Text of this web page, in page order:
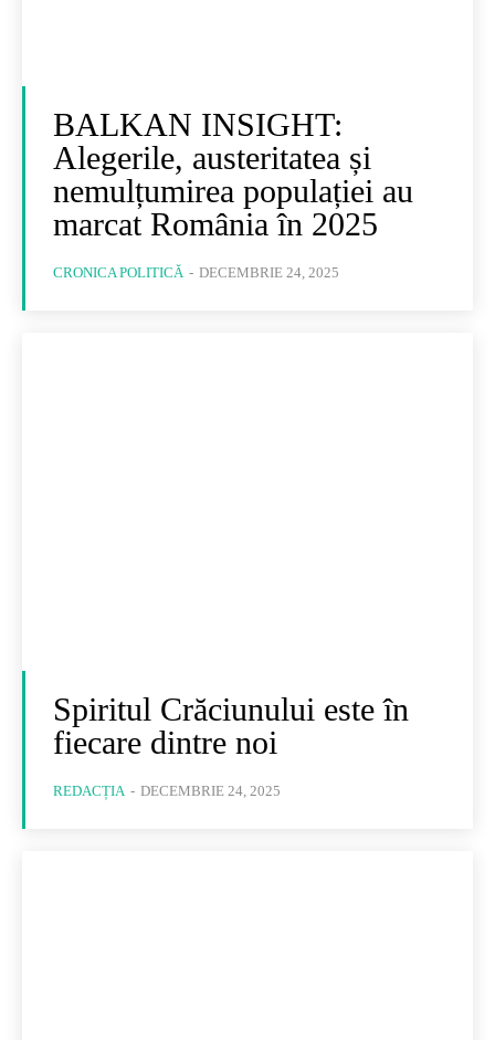
BALKAN INSIGHT:
Alegerile, austeritatea și
nemulțumirea populației au
marcat România în 2025
CRONICA POLITICĂ - DECEMBRIE 24, 2025
Spiritul Crăciunului este în
fiecare dintre noi
REDACȚIA - DECEMBRIE 24, 2025